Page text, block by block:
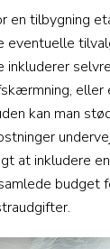
en tilbygning
eventuelle
inkluderer
kan man
at inkludere
budget